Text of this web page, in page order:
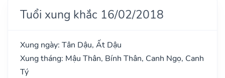
Tuổi xung khắc 16/02/2018
Xung ngày: Tân Dậu, Ất Dậu
Xung tháng: Mậu Thân, Bính Thân, Canh Ngọ, Canh
Tý